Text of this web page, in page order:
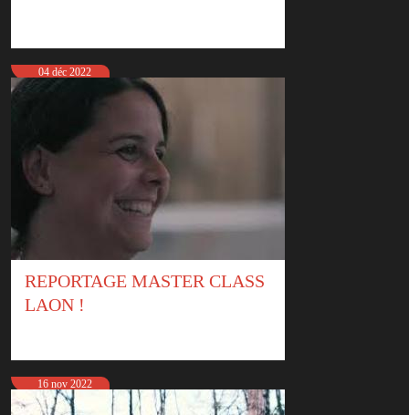
04 déc 2022
REPORTAGE MASTER CLASS
LAON !
16 nov 2022